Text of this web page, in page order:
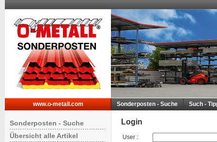
www.o-metall.com Sonderposten - Suche Such -
Sonderposten - Suche
Übersicht alle Artikel
Login
User :